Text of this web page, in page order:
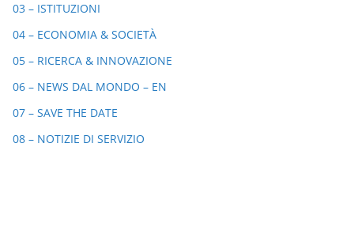
03 – ISTITUZIONI
04 – ECONOMIA & SOCIETÀ
05 – RICERCA & INNOVAZIONE
06 – NEWS DAL MONDO – EN
07 – SAVE THE DATE
08 – NOTIZIE DI SERVIZIO